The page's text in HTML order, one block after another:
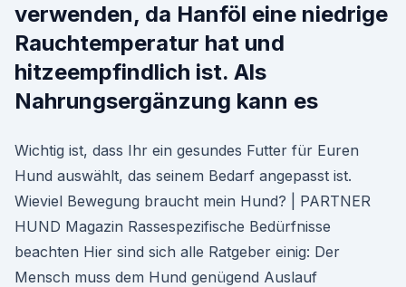
verwenden, da Hanföl eine niedrige
Rauchtemperatur hat und
hitzeempfindlich ist. Als
Nahrungsergänzung kann es
Wichtig ist, dass Ihr ein gesundes Futter für Euren
Hund auswählt, das seinem Bedarf angepasst ist.
Wieviel Bewegung braucht mein Hund? | PARTNER
HUND Magazin Rassespezifische Bedürfnisse
beachten Hier sind sich alle Ratgeber einig: Der
Mensch muss dem Hund genügend Auslauf